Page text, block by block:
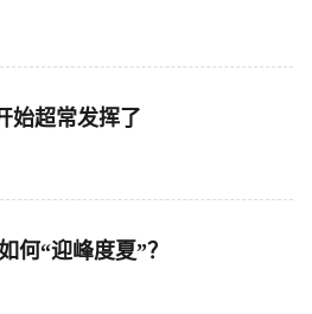
始超常发挥了
何“迎峰度夏”？